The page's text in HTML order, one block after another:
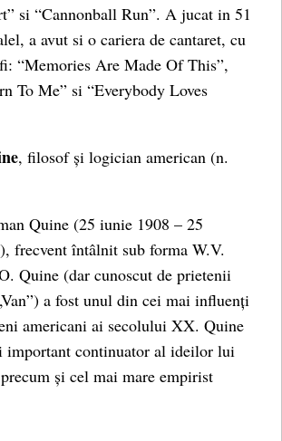
si “Cannonball Run”. A jucat in 51
a avut si o cariera de cantaret, cu
“Memories Are Made Of This”,
To Me” si “Everybody Loves
, filosof și logician american (n.
Quine (25 iunie 1908 – 25
frecvent întâlnit sub forma W.V.
Quine (dar cunoscut de prietenii
a fost unul din cei mai influenți
americani ai secolului XX. Quine
important continuator al ideilor lui
și cel mai mare empirist